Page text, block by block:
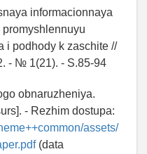
informacionnaya
i podhody k zaschite //
- № 1(21). - S.85-94
obnaruzheniya.
- Rezhim dostupa:
assets/
(data